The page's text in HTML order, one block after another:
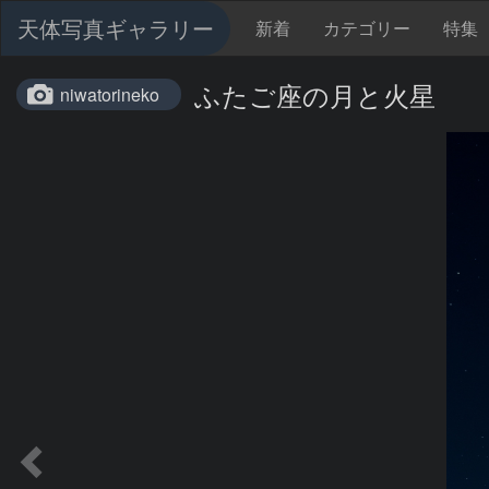
天体写真ギャラリー 新着 カテゴリー 特集
niwatorineko ふたご座の月と火星